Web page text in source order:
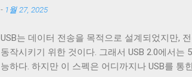
의 선을 연결할 수 있는 Type C 컨넥터는 컨넥터
가 480 Mbps인 케이블을 만나게 된다. USB 2.0
터도 원래는 4개의 핀만을 지원하도록 설계됐다
USB 3.x를 위해 새로운 모양의 컨넥터를...
- 1월 27, 2025
USB는 데이터 전송을 목적으로 설계되었지만,
동작시키기 위한 것이다. 그래서 USB 2.0에서는
능하다. 하지만 이 스펙은 어디까지나 USB를 통